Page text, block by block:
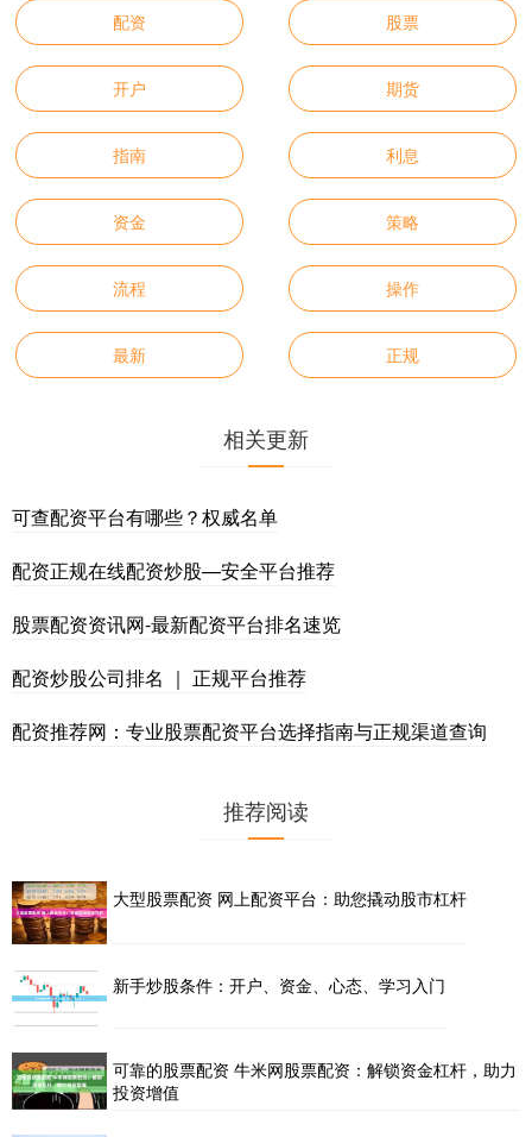
配资 股票
开户 期货
指南 利息
资金 策略
流程 操作
最新 正规
相关更新
可查配资平台有哪些？权威名单
配资正规在线配资炒股—安全平台推荐
股票配资资讯网-最新配资平台排名速览
配资炒股公司排名 ｜ 正规平台推荐
配资推荐网：专业股票配资平台选择指南与正规渠道查询
推荐阅读
大型股票配资 网上配资平台：助您撬动股市杠杆
新手炒股条件：开户、资金、心态、学习入门
可靠的股票配资 牛米网股票配资：解锁资金杠杆，助力
投资增值